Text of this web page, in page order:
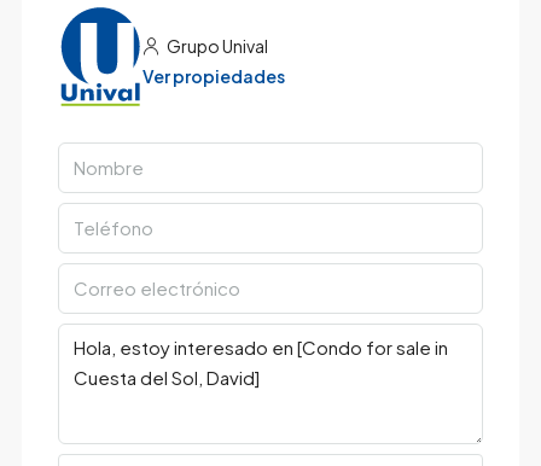
Grupo Unival
Ver propiedades